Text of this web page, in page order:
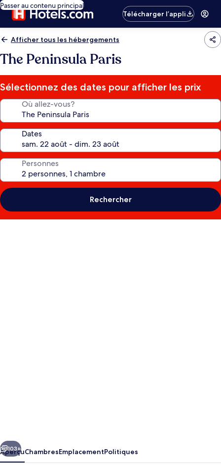
Passer au contenu principal
Télécharger l’appli
Afficher tous les hébergements
The Peninsula Paris
Sélectionnez des dates pour afficher les prix
Où allez-vous?
Dates
Personnes
Rechercher
Suivant
103+
AperçuChambresEmplacementPolitiques